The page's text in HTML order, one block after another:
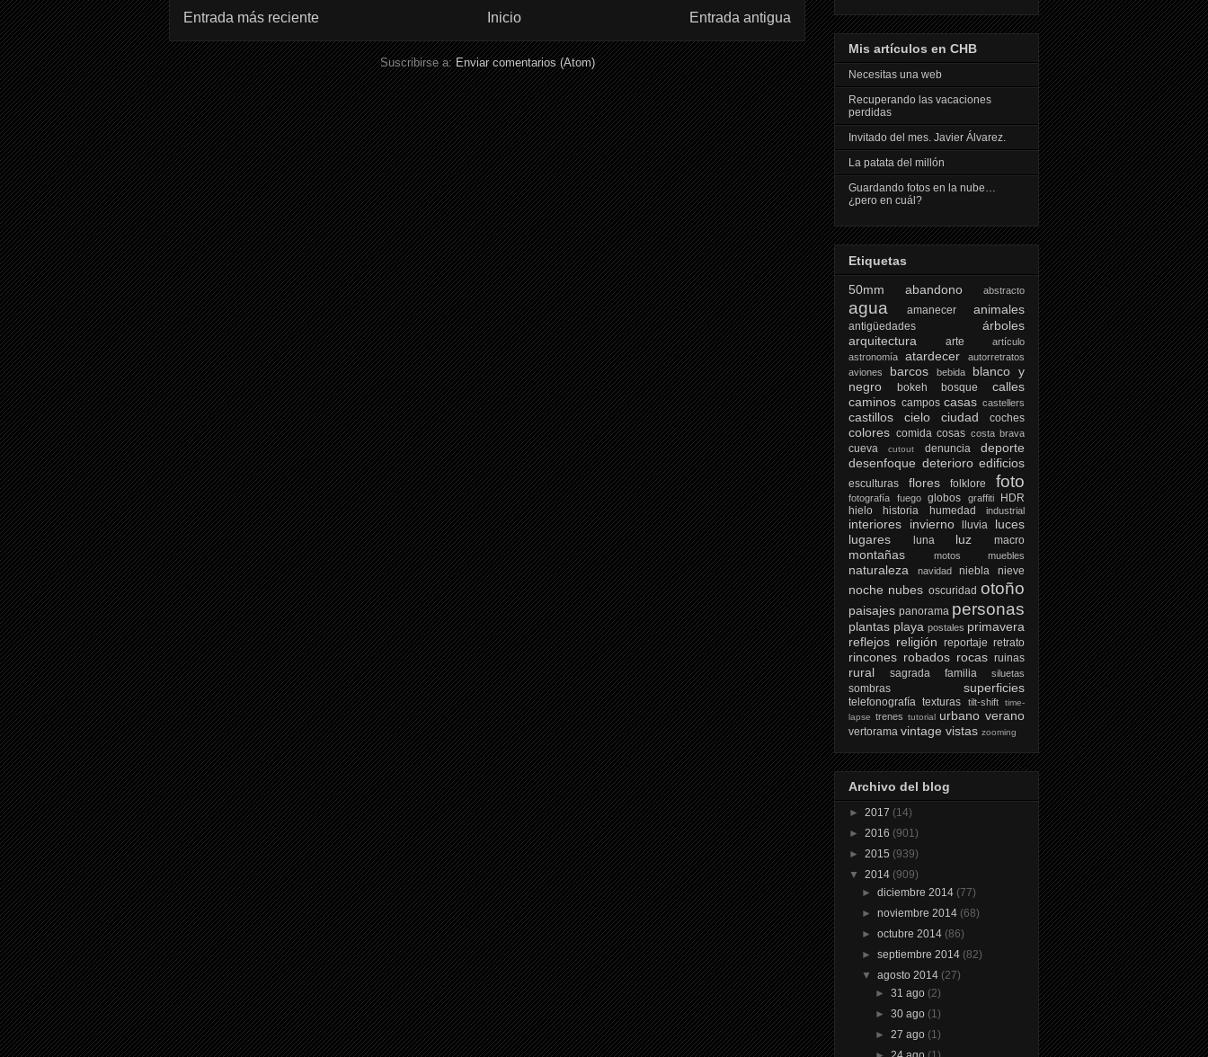
Entrada más reciente Entrada antigua
Inicio
Suscribirse a:Enviar comentarios (Atom)
Mis artículos en CHB
Necesitas una web
Recuperando las vacaciones
perdidas
Invitado del mes. Javier Álvarez.
La patata del millón
Guardando fotos en la nube…
¿pero en cuál?
Etiquetas
50mm
abandono abstracto
agua amanecer animales
antigüedades
árboles
arquitectura
arte
artículo
astronomía
atardecer
autorretratos
aviones
barcos bebida
blanco y
negro
bokeh bosque
calles
caminos campos casas castellers
castillos cielo ciudad coches
colores comida cosas costa brava
cueva cutout denuncia
deporte
desenfoque deterioro edificios
esculturas flores folklore foto
fotografía fuego globos graffiti
HDR
hielo
historia humedad industrial
interiores invierno lluvia
luces
lugares
luna luz macro
montañas motos muebles
naturaleza navidad niebla nieve
noche nubes oscuridad otoño
paisajes panorama personas
plantas playa postales primavera
reflejos religión reportaje retrato
rincones robados rocas ruinas
rural sagrada familia siluetas
sombras superficies
telefonografía texturas tilt-shift
time-
lapse trenes tutorial urbano verano
vertorama vintage vistas zooming
Archivo del blog
► 2017 (14)
► 2016 (901)
► 2015 (939)
▼ 2014 (909)
►diciembre 2014 (77)
►noviembre 2014 (68)
►octubre 2014 (86)
►septiembre 2014 (82)
▼agosto 2014 (27)
► 31 ago (2)
► 30 ago (1)
► 27 ago (1)